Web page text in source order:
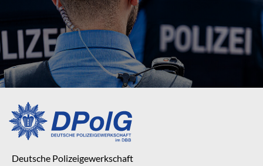
Deutsche Polizeigewerkschaft